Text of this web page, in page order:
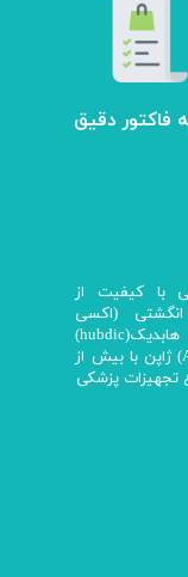
فاکتور دقیق
با کیفیت از
(اکسی
واچ) چویسمد (choicemmed)، تب سنج های هابدیک(hubdic)
کره جنوبی و فشارسنج های ای اند دی (AND) ژاپن با بیش از